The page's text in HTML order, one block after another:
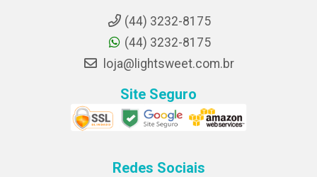
(44) 3232-8175
(44) 3232-8175
loja@lightsweet.com.br
Site Seguro
Redes Sociais